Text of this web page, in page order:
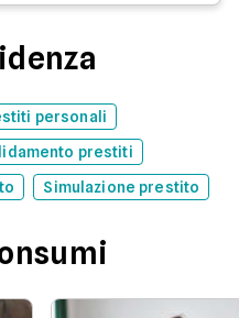
personali
prestiti
Simulazione prestito